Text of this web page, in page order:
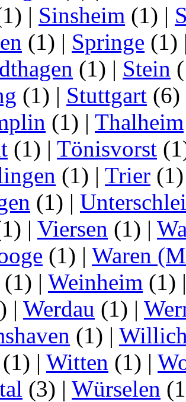
| Sinsheim (1) |
(1) | Springe (1)
(1) | Stein
(1) | Stuttgart (6)
(1) | Thalheim
(1) | Tönisvorst
(1) | Trier
(1) |
| Viersen (1) |
(1) | Waren
(1) | Weinheim (1)
| Werdau (1) |
(1) |
(1) | Witten (1) |
(3) | Würselen